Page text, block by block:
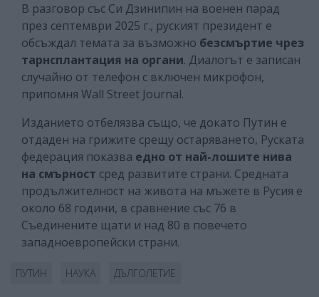
В разговор със Си Дзинипин на военен парад
през септември 2025 г., руският президент е
обсъждал темата за възможно безсмъртие чрез
тарнсплантация на органи. Диалогът е записан
случайно от телефон с включен микрофон,
припомня Wall Street Journal.
Изданието отбелязва също, че докато Путин е
отдаден на грижите срещу остаряването, Руската
федерация показва едно от най-лошите нива
на смърност сред развитите страни. Средната
продължителност на живота на мъжете в Русия е
около 68 години, в сравнение със 76 в
Съединените щати и над 80 в повечето
западноевропейски страни.
ПУТИН НАУКА ДЪЛГОЛЕТИЕ